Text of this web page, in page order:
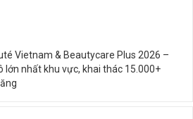
Vietnam & Beautycare Plus 2026 –
lớn nhất khu vực, khai thác 15.000+